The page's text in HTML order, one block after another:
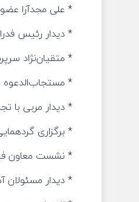
* علی مجدآرا
* دیدار رئیس
* متقیان‌نژاد
*
* دیدار مربی با
* برگزاری
* نشست معاون
* دیدار